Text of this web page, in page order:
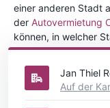
einer anderen Stadt
der Autovermietung
können, in welcher
wollen.
Jan Thiel
Auf der